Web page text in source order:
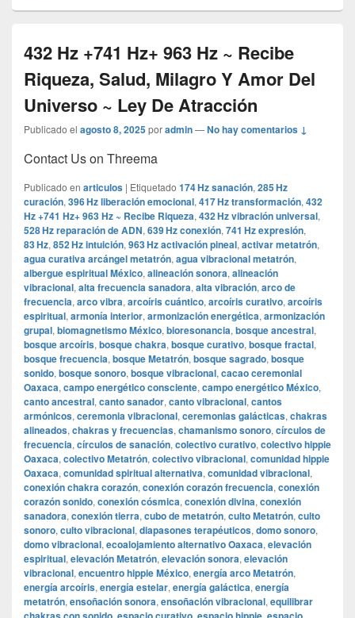
432 Hz +741 Hz+ 963 Hz ~ Recibe
Riqueza, Salud, Milagro Y Amor Del
Universo ~ Ley De Atracción
Publicado el agosto 8, 2025poradmin—No hay comentarios ↓
Contact Us on Threema
Publicado en articulos | Etiquetado 174 Hz sanación, 285 Hz
curación, 396 Hz liberación emocional, 417 Hz transformación, 432
Hz +741 Hz+ 963 Hz ~ Recibe Riqueza, 432 Hz vibración universal,
528 Hz reparación de ADN, 639 Hz conexión, 741 Hz expresión,
83 Hz, 852 Hz intuición, 963 Hz activación pineal, activar metatrón,
agua curativa arcángel metatrón, agua vibracional metatrón,
albergue espiritual México, alineación sonora, alineación
vibracional, alta frecuencia sanadora, alta vibración, arco de
frecuencia, arco vibra, arcoíris cuántico, arcoíris curativo, arcoíris
espiritual, armonía interior, armonización energética, armonización
grupal, biomagnetismo México, bioresonancia, bosque ancestral,
bosque arcoíris, bosque chakra, bosque curativo, bosque fractal,
bosque frecuencia, bosque Metatrón, bosque sagrado, bosque
sonido, bosque sonoro, bosque vibracional, cacao ceremonial
Oaxaca, campo energético consciente, campo energético México,
canto ancestral, canto sanador, canto vibracional, cantos
armónicos, ceremonia vibracional, ceremonias galácticas, chakras
alineados, chakras y frecuencias, chamanismo sonoro, círculos de
frecuencia, círculos de sanación, colectivo curativo, colectivo hippie
Oaxaca, colectivo Metatrón, colectivo vibracional, comunidad hippie
Oaxaca, comunidad spiritual alternativa, comunidad vibracional,
conexión chakra corazón, conexión corazón frecuencia, conexión
corazón sonido, conexión cósmica, conexión divina, conexión
sanadora, conexión tierra, cubo de metatrón, culto Metatrón, culto
sonoro, culto vibracional, diapasones terapéuticos, domo sonoro,
domo vibracional, ecoalojamiento alternativo Oaxaca, elevación
espiritual, elevación Metatrón, elevación sonora, elevación
vibracional, encuentro hippie México, energía arco Metatrón,
energía arcoíris, energía estelar, energía galáctica, energía
metatrón, ensoñación sonora, ensoñación vibracional, equilibrar